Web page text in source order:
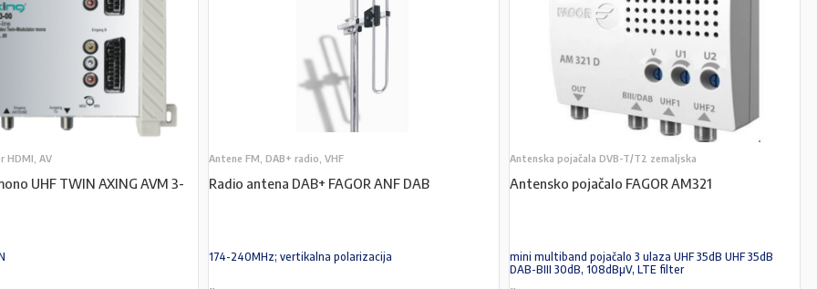
HDMI, AV
UHF TWIN AXING AVM 3-
Antene FM, DAB+ radio, VHF
Radio antena DAB+ FAGOR ANF DAB
174-240MHz; vertikalna polarizacija
Antenska pojačala DVB-T/T2 zemaljska
Antensko pojačalo FAGOR AM321
mini multiband pojačalo 3 ulaza UHF 35dB UHF 35dB
DAB-BIII 30dB, 108dBµV, LTE filter